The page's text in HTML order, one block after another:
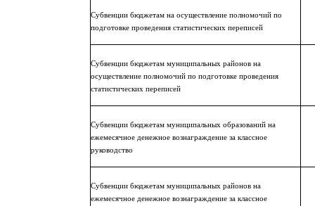
Субвенции бюджетам на осуществление полномочий по
подготовке проведения статистических переписей
Субвенции бюджетам муниципальных районов на
осуществление полномочий по подготовке проведения
статистических переписей
Субвенции бюджетам муниципальных образований на
ежемесячное денежное вознаграждение за классное
руководство
Субвенции бюджетам муниципальных районов на
ежемесячное денежное вознаграждение за классное